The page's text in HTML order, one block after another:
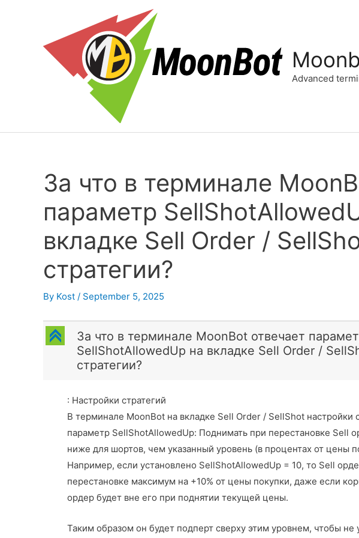
Advanced
За что в терминале
параметр
вкладке Sell Order /
стратегии?
By Kost / September 5, 2025
C
За что в терминале MoonBot отвечает
SellShotAllowedUp на вкладке Sell Order /
стратегии?
: Настройки стратегий
В терминале MoonBot на вкладке Sell Order / SellShot настройки
параметр SellShotAllowedUp: Поднимать при перестановке Sell
ниже для шортов, чем указанный уровень (в процентах от цены
Например, если установлено SellShotAllowedUp = 10, то Sell
перестановке максимум на +10% от цены покупки, даже если
ордер будет вне его при поднятии текущей цены.
Таким образом он будет подперт сверху этим уровнем, чтобы не